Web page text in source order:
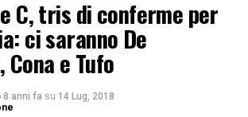
C, tris di conferme per
ci saranno De
e Tufo
8 anni fa su 14 Lug, 2018